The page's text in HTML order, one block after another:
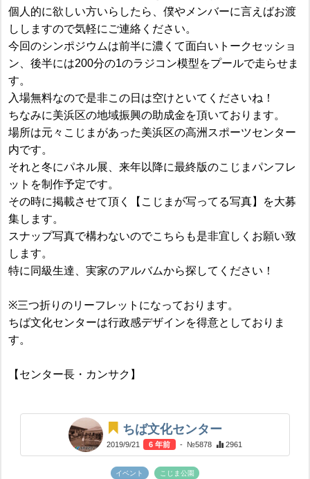
個人的に欲しい方いらしたら、僕やメンバーに言えばお渡
ししますので気軽にご連絡ください。
今回のシンポジウムは前半に濃くて面白いトークセッショ
ン、後半には200分の1のラジコン模型をプールで走らせま
す。
入場無料なので是非この日は空けといてくださいね！
ちなみに美浜区の地域振興の助成金を頂いております。
場所は元々こじまがあった美浜区の高洲スポーツセンター
内です。
それと冬にパネル展、来年以降に最終版のこじまパンフレ
ットを制作予定です。
その時に掲載させて頂く【こじまが写ってる写真】を大募
集します。
スナップ写真で構わないのでこちらも是非宜しくお願い致
します。
特に同級生達、実家のアルバムから探してください！
※三つ折りのリーフレットになっております。
ちば文化センターは行政感デザインを得意としておりま
す。
【センター長・カンサク】
ちば文化センター
2019/9/21 6 年前 - №5878 2961
イベント こじま公園